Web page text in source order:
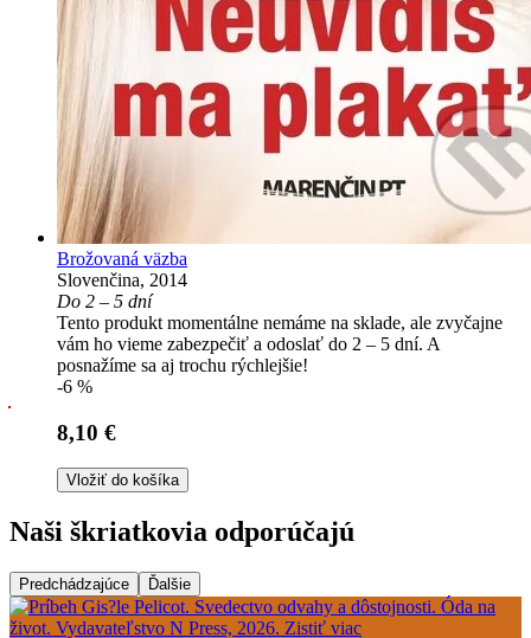
Brožovaná väzba
Slovenčina, 2014
Do 2 – 5 dní
Tento produkt momentálne nemáme na sklade, ale zvyčajne
vám ho vieme zabezpečiť a odoslať do 2 – 5 dní. A
posnažíme sa aj trochu rýchlejšie!
-6 %
8,10 €
Vložiť do košíka
Naši škriatkovia odporúčajú
Predchádzajúce Ďalšie